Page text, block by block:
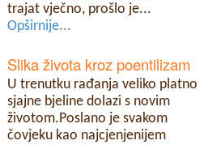
trajat vječno, prošlo je...
Opširnije...
Slika života kroz poentilizam
U trenutku rađanja veliko platno
sjajne bjeline dolazi s novim
životom.Poslano je svakom
čovjeku kao najcjenjenijem